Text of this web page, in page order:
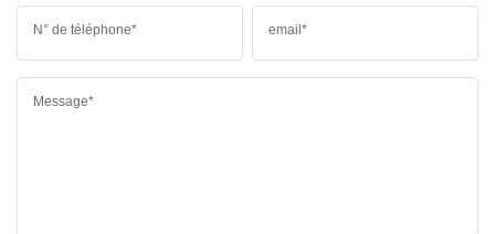
N° de téléphone* email*
Message*